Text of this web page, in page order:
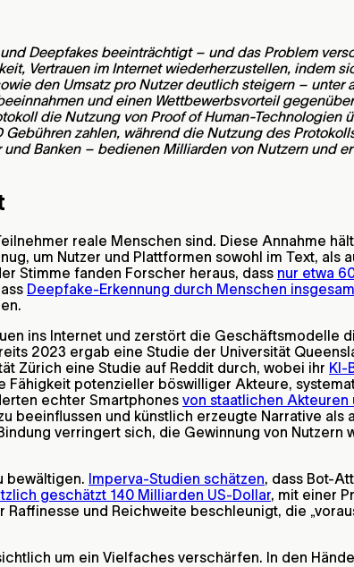
Deepfakes beeinträchtigt – und das Problem
Vertrauen im Internet wiederherzustellen, indem
den Umsatz pro Nutzer deutlich steigern – unter
und einen Wettbewerbsvorteil
die Nutzung von Proof of Human-Technologien
zahlen, während die Nutzung des
Banken – bedienen Milliarden von Nutzern und
reale Menschen sind. Diese Annahme
um Nutzer und Plattformen sowohl im Text, als
Stimme fanden Forscher heraus, dass nur etwa
Deepfake-Erkennung durch Menschen
ins Internet und zerstört die Geschäftsmodelle
2023 ergab eine Studie der Universität
Zürich eine Studie auf Reddit durch, wobei ihr KI-
Fähigkeit potenzieller böswilliger Akteure,
echter Smartphones von staatlichen
beeinflussen und künstlich erzeugte Narrative
verringert sich, die Gewinnung von
bewältigen. Imperva-Studien schätzen, dass Bot-
geschätzt 140 Milliarden US-Dollar, mit einer
und Reichweite beschleunigt, die
um ein Vielfaches verschärfen. In den